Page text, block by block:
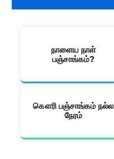
நாளைய நாள்
பஞ்சாங்கம்?
கௌரி பஞ்சாங்கம் நல்ல
நேரம்